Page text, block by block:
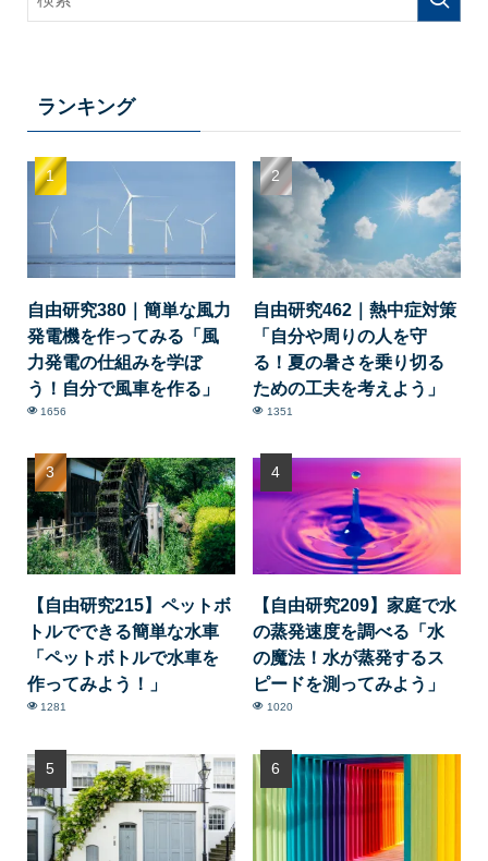
ランキング
自由研究380｜簡単な風力
発電機を作ってみる「風
力発電の仕組みを学ぼ
う！自分で風車を作る」
1656
自由研究462｜熱中症対策
「自分や周りの人を守
る！夏の暑さを乗り切る
ための工夫を考えよう」
1351
【自由研究215】ペットボ
トルでできる簡単な水車
「ペットボトルで水車を
作ってみよう！」
1281
【自由研究209】家庭で水
の蒸発速度を調べる「水
の魔法！水が蒸発するス
ピードを測ってみよう」
1020